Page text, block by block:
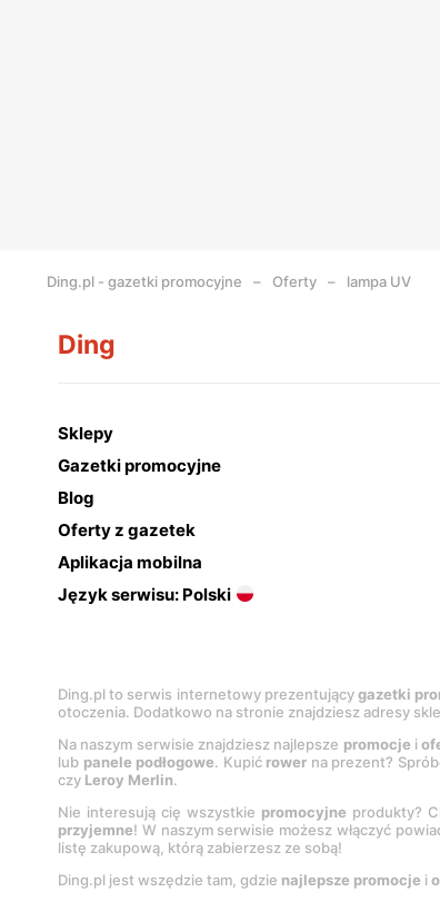
Ding.pl - gazetki promocyjne Oferty lampa UV
Ding
Sklepy
Gazetki promocyjne
Blog
Oferty z gazetek
Aplikacja mobilna
Język serwisu: Polski
Ding.pl to serwis internetowy prezentującygazetki
otoczenia. Dodatkowo na stronie znajdziesz adresy
Na naszym serwisie znajdziesz najlepsze promocje i
lub panele podłogowe. Kupić rower na prezent?
czy Leroy Merlin.
Nie interesują cię wszystkie promocyjne produkty?
przyjemne! W naszym serwisie możesz włączyć
listę zakupową, którą zabierzesz ze sobą!
Ding.pl jest wszędzie tam, gdzie najlepsze promocje i